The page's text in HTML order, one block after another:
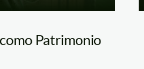
Patrimonio